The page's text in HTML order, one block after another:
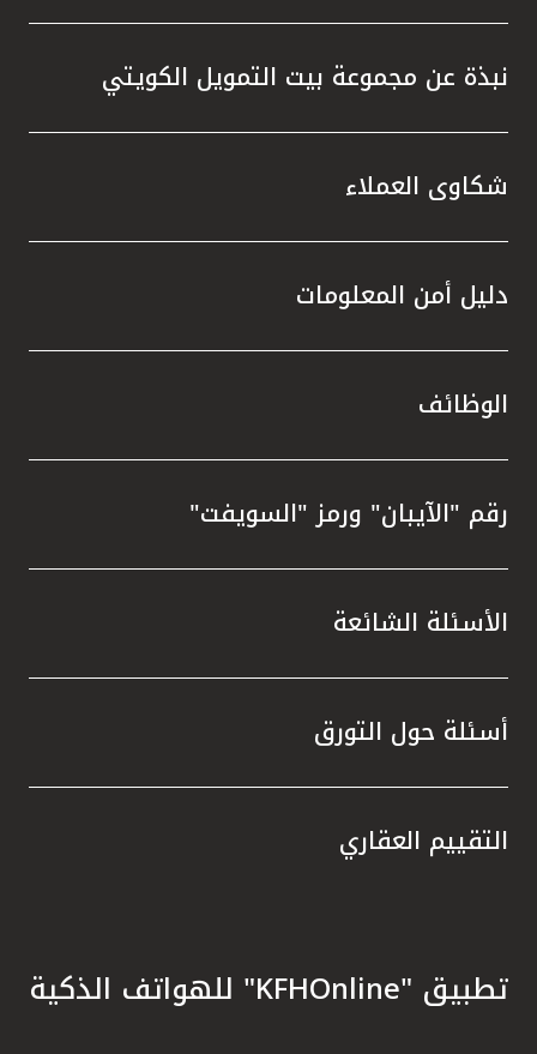
نبذة عن مجموعة بيت التمويل الكويتي
شكاوى العملاء
دليل أمن المعلومات
الوظائف
رقم "الآيبان" ورمز "السويفت"
الأسئلة الشائعة
أسئلة حول التورق
التقييم العقاري
تطبيق "KFHOnline" للهواتف الذكية